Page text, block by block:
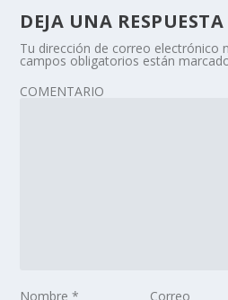
DEJA UNA RESPUESTA
Tu dirección de correo electrónico
campos obligatorios están
COMENTARIO
Nombre* Correo